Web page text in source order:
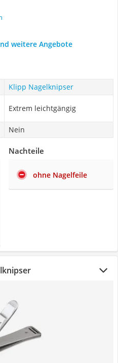
weitere Angebote
Klipp Nagelknipser
Extrem leichtgängig
Nein
Nachteile
ohne Nagelfeile